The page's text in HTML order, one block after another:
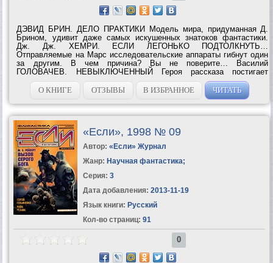
ДЭВИД БРИН. ДЕЛО ПРАКТИКИ Модель мира, придуманная Д.
Брином, удивит даже самых искушенных знатоков фантастики.
Дж. Дж. ХЕМРИ. ЕСЛИ ЛЕГОНЬКО ПОДТОЛКНУТЬ…
Отправляемые на Марс исследовательские аппараты гибнут один
за другим. В чем причина? Вы не поверите… Василий
ГОЛОВАЧЕВ. НЕВЫКЛЮЧЕННЫЙ Героя рассказа постигает
странная форма амнезии: из его памяти исчезают книги,
знаменитые актеры, исторические персонажи и целые...
О КНИГЕ ОТЗЫВЫ В ИЗБРАННОЕ ЧИТАТЬ
«Если», 1998 № 09
Автор: «Если» Журнал
Жанр: Научная фантастика;
Серия: 3
Дата добавления: 2013-11-19
Язык книги: Русский
Кол-во страниц: 91
0